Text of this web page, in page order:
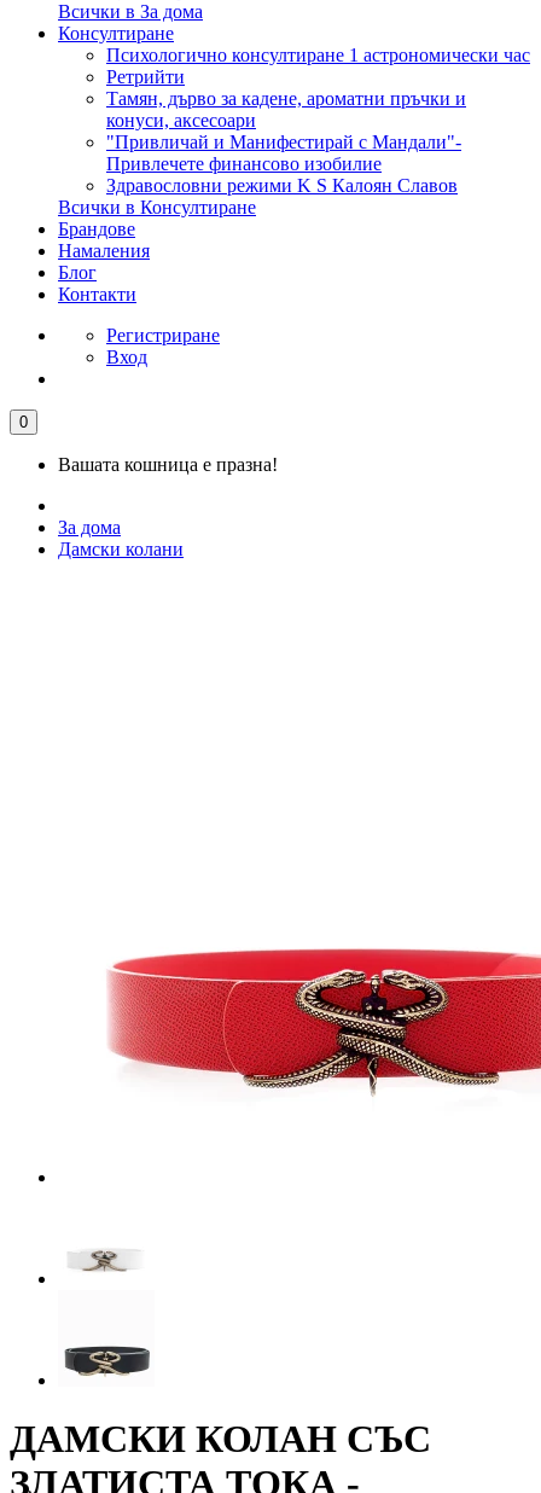
Всички в За дома
Консултиране
Психологично консултиране 1 астрономически час
Ретрийти
Тамян, дърво за кадене, ароматни пръчки и
конуси, аксесоари
"Привличай и Манифестирай с Мандали"-
Привлечете финансово изобилие
Здравословни режими K S Калоян Славов
Всички в Консултиране
Брандове
Намаления
Блог
Контакти
Регистриране
Вход
0
Вашата кошница е празна!
За дома
Дамски колани
ДАМСКИ КОЛАН СЪС
ЗЛАТИСТА ТОКА -